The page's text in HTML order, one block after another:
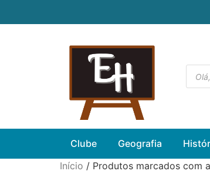
Clube Geografia
Início / Produtos marcados com